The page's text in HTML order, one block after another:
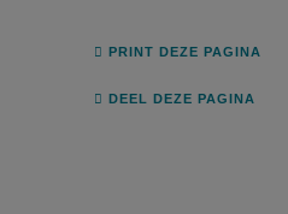
PRINT DEZE PAGINA
DEEL DEZE PAGINA